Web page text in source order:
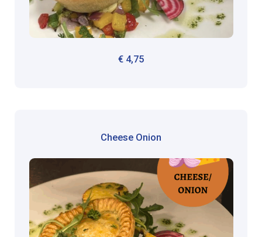
€ 4,75
Cheese Onion